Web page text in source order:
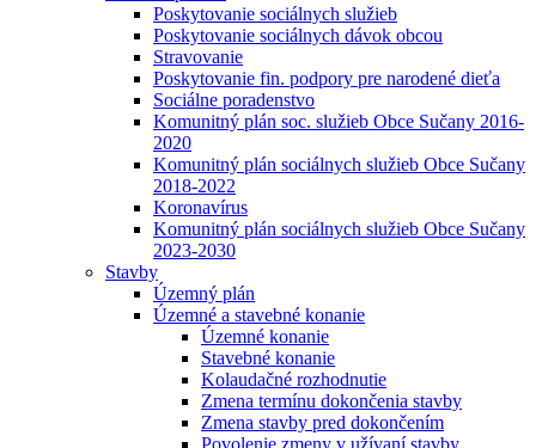
Poskytovanie sociálnych služieb
Poskytovanie sociálnych dávok obcou
Stravovanie
Poskytovanie fin. podpory pre narodené dieťa
Sociálne poradenstvo
Komunitný plán soc. služieb Obce Sučany 2016-
2020
Komunitný plán sociálnych služieb Obce Sučany
2018-2022
Koronavírus
Komunitný plán sociálnych služieb Obce Sučany
2023-2030
Stavby
Územný plán
Územné a stavebné konanie
Územné konanie
Stavebné konanie
Kolaudačné rozhodnutie
Zmena termínu dokončenia stavby
Zmena stavby pred dokončením
Povolenie zmeny v užívaní stavby